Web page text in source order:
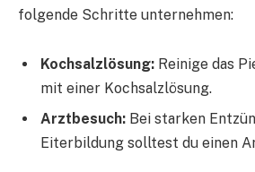
folgende Schritte unternehmen:
Kochsalzlösung: Reinige das
mit einer Kochsalzlösung.
Arztbesuch: Bei starken
Eiterbildung solltest du einen